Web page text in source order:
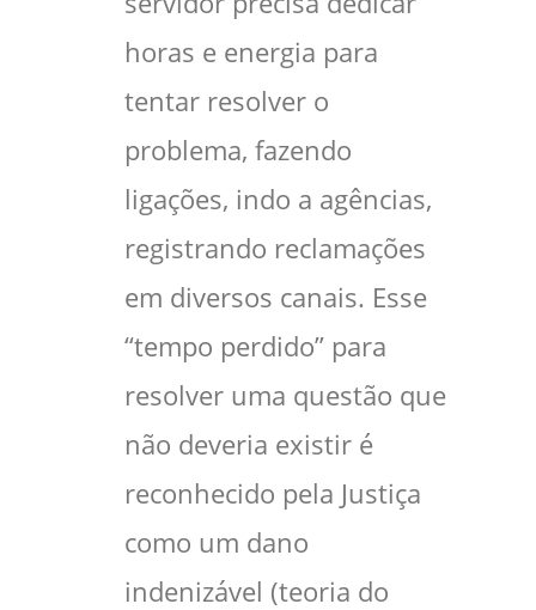
horas e energia para
tentar resolver o
problema, fazendo
ligações, indo a agências,
registrando reclamações
em diversos canais. Esse
“tempo perdido” para
resolver uma questão que
não deveria existir é
reconhecido pela Justiça
como um dano
indenizável (teoria do